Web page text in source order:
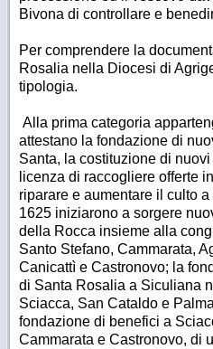
Bivona di controllare e
Per comprendere la
Rosalia nella Diocesi di
tipologia.
Alla prima categoria
attestano la fondazione di
Santa, la costituzione di
licenza di raccogliere offerte
riparare e aumentare il culto
1625 iniziarono a sorgere
della Rocca insieme alla
Santo Stefano, Cammarata,
Canicattì e Castronovo; la
di Santa Rosalia a Siculiana
Sciacca, San Cataldo e
fondazione di benefici a
Cammarata e Castronovo, di